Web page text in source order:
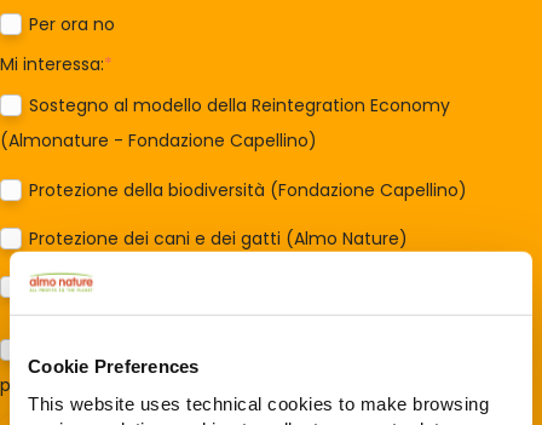
Cookie Preferences
This website uses technical cookies to make browsing
Per ora no
Mi interessa:*
Sostegno al modello della Reintegration Economy
(Almonature - Fondazione Capellino)
Protezione della biodiversità (Fondazione Capellino)
Protezione dei cani e dei gatti (Almo Nature)
Prodotti (Almo Nature)
preso visione della